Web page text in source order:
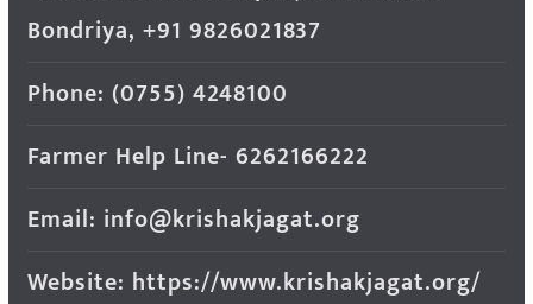
Bondriya, +91 9826021837
Phone: (0755) 4248100
Farmer Help Line- 6262166222
Email: info@krishakjagat.org
Website: https://www.krishakjagat.org/